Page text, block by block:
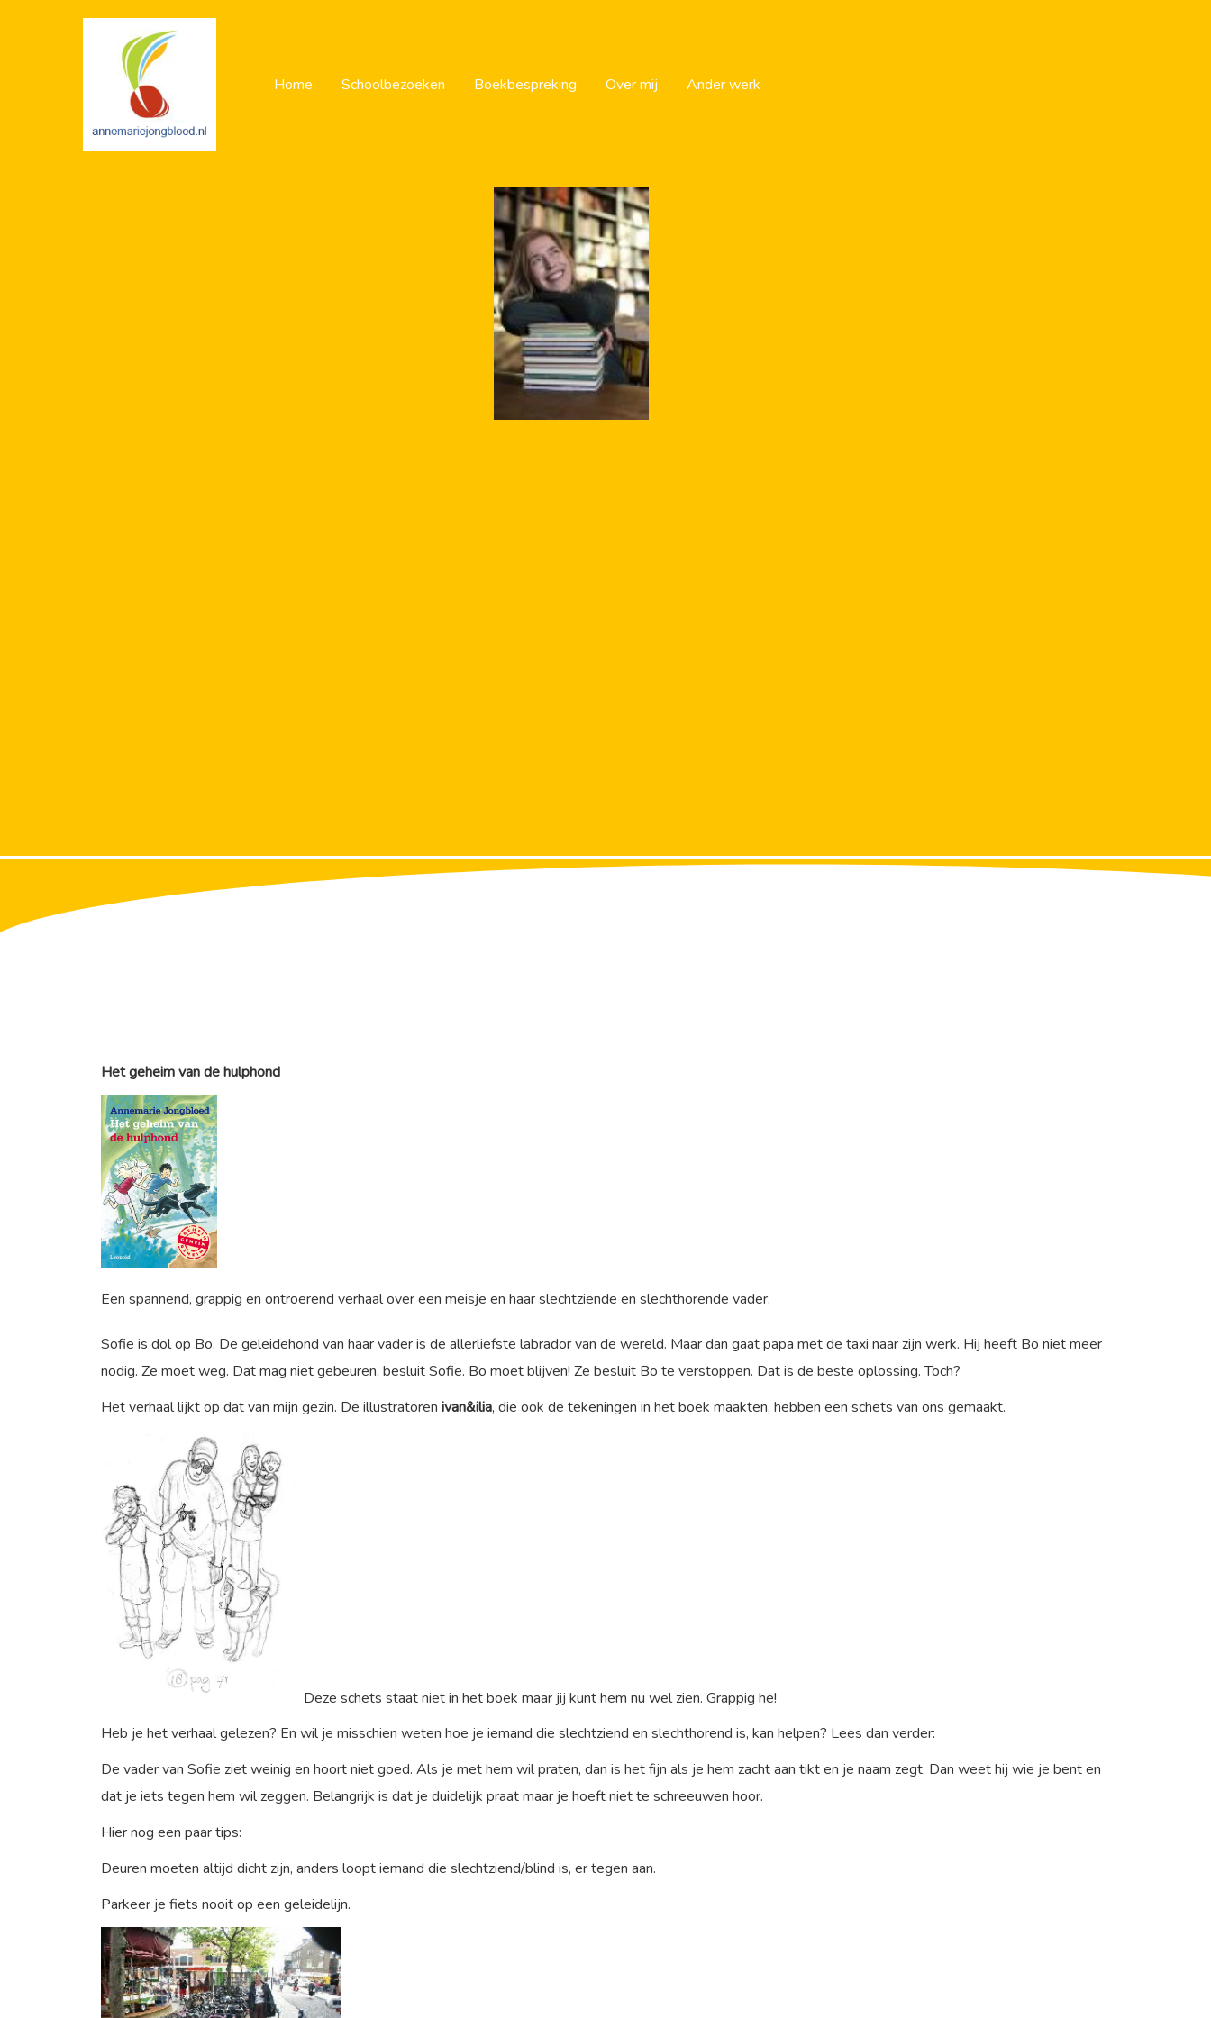
Home Schoolbezoeken Boekbespreking Over mij Ander werk
Het geheim van de hulphond
Een spannend, grappig en ontroerend verhaal over een meisje en haar slechtziende en slechthorende vader.
Sofie is dol op Bo. De geleidehond van haar vader is de allerliefste labrador van de wereld. Maar dan gaat papa met de taxi naar zijn werk. Hij heeft Bo niet meer
nodig. Ze moet weg. Dat mag niet gebeuren, besluit Sofie. Bo moet blijven! Ze besluit Bo te verstoppen. Dat is de beste oplossing. Toch?
Het verhaal lijkt op dat van mijn gezin. De illustratoren ivan&ilia, die ook de tekeningen in het boek maakten, hebben een schets van ons gemaakt.
Deze schets staat niet in het boek maar jij kunt hem nu wel zien. Grappig he!
Heb je het verhaal gelezen? En wil je misschien weten hoe je iemand die slechtziend en slechthorend is, kan helpen? Lees dan verder:
De vader van Sofie ziet weinig en hoort niet goed. Als je met hem wil praten, dan is het fijn als je hem zacht aan tikt en je naam zegt. Dan weet hij wie je bent en
dat je iets tegen hem wil zeggen. Belangrijk is dat je duidelijk praat maar je hoeft niet te schreeuwen hoor.
Hier nog een paar tips:
Deuren moeten altijd dicht zijn, anders loopt iemand die slechtziend/blind is, er tegen aan.
Parkeer je fiets nooit op een geleidelijn.